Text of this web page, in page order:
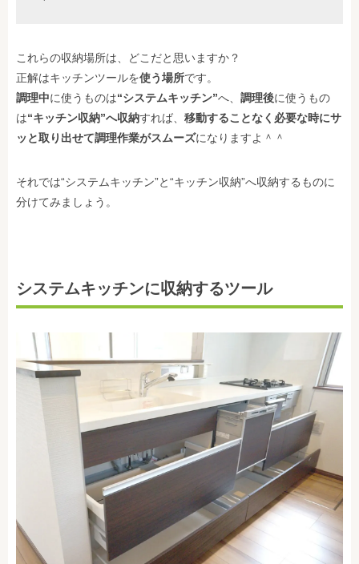
これらの収納場所は、どこだと思いますか？
正解はキッチンツールを使う場所です。
調理中に使うものは“システムキッチン”へ、 調理後に使うもの
は“キッチン収納”へ収納すれば、 移動することなく必要な時にサ
ッと取り出せて調理作業がスムーズになりますよ＾＾
それでは“システムキッチン”と“キッチン収納”へ収納するものに
分けてみましょう。
システムキッチンに収納するツール